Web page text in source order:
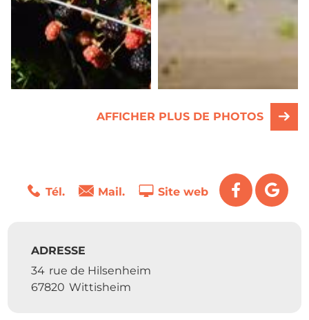
AFFICHER PLUS DE PHOTOS
Tél. Mail. Site web
ADRESSE
34 rue de Hilsenheim
67820 Wittisheim